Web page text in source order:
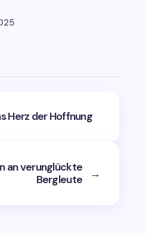
Herz der Hoffnung
an verunglückte
Bergleute
→